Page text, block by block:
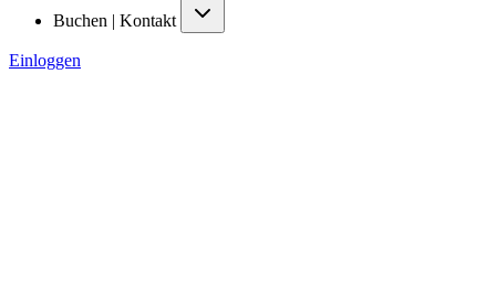
Buchen | Kontakt
Einloggen